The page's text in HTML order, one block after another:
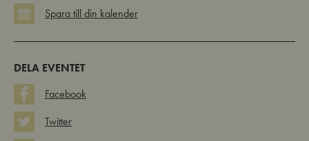
DELA EVENTET
Facebook
Twitter